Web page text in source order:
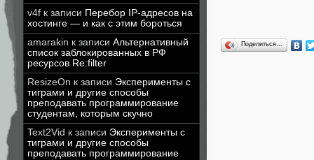
v4f к записи Перебор IP-адресов на
хостинге — и как с этим бороться
amarakin к записи Альтернативный
список заблокированных в РФ
ресурсов Re:filter
ResizeOn к записи Эксперименты с
тиграми и другие способы
преподавать программирование
студентам, которым скучно
Text2Vid к записи Эксперименты с
тиграми и другие способы
преподавать программирование
Поделиться…